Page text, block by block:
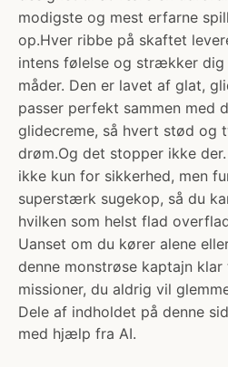
modigste og mest erfarne
op.Hver ribbe på skaftet
intens følelse og strækker
måder. Den er lavet af glat,
passer perfekt sammen med
glidecreme, så hvert stød og
drøm.Og det stopper ikke
ikke kun for sikkerhed, men
superstærk sugekop, så du
hvilken som helst flad
Uanset om du kører alene
denne monstrøse kaptajn
missioner, du aldrig vil
Dele af indholdet på denne
med hjælp fra AI.